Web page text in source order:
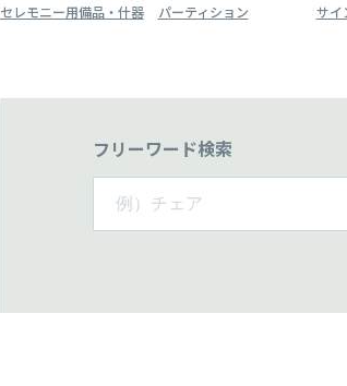
セレモニー用備品・什器 パーティション サイ
フリーワード検索